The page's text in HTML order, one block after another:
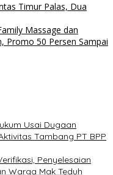
Timur Palas, Dua
Massage dan
Promo 50 Persen Sampai
Usai Dugaan
Tambang PT BPP
Penyelesaian
Warga Mak Teduh